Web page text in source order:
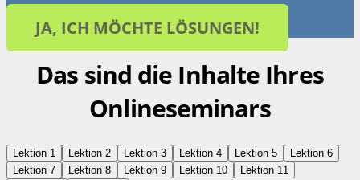
JA, ICH MÖCHTE LÖSUNGEN!
Das sind die Inhalte Ihres
Onlineseminars
Lektion 1 Lektion 2 Lektion 3 Lektion 4 Lektion 5
Lektion 6
Lektion 7
Lektion 8 Lektion 9 Lektion 10
Lektion 11